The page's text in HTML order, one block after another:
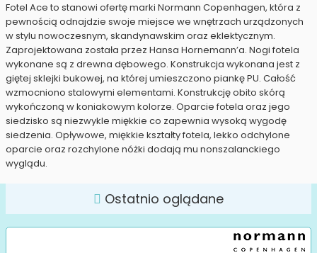
Fotel Ace to stanowi ofertę marki Normann Copenhagen, która z
pewnością odnajdzie swoje miejsce we wnętrzach urządzonych
w stylu nowoczesnym, skandynawskim oraz eklektycznym.
Zaprojektowana została przez Hansa Hornemann’a. Nogi fotela
wykonane są z drewna dębowego. Konstrukcja wykonana jest z
giętej sklejki bukowej, na której umieszczono piankę PU. Całość
wzmocniono stalowymi elementami. Konstrukcję obito skórą
wykończoną w koniakowym kolorze. Oparcie fotela oraz jego
siedzisko są niezwykle miękkie co zapewnia wysoką wygodę
siedzenia. Opływowe, miękkie kształty fotela, lekko odchylone
oparcie oraz rozchylone nóżki dodają mu nonszalanckiego
wyglądu.
Ostatnio oglądane